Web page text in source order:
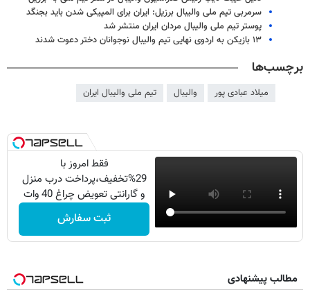
سرمربی تیم ملی والیبال برزیل: ایران برای المپیکی شدن باید بجنگد
پوستر تیم ملی والیبال مردان ایران منتشر شد
۱۳ بازیکن به اردوی نهایی تیم والیبال نوجوانان دختر دعوت شدند
برچسب‌ها
میلاد عبادی پور والیبال تیم ملی والیبال ایران
فقط امروز با
29%تخفیف،پرداخت درب منزل
و گارانتی تعویض چراغ 40 وات
بخر
ثبت سفارش
مطالب پیشنهادی